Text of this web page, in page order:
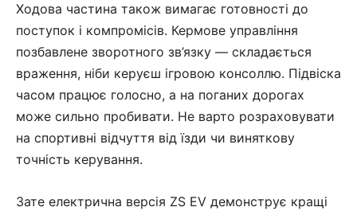
Ходова частина також вимагає готовності до
поступок і компромісів. Кермове управління
позбавлене зворотного зв’язку — складається
враження, ніби керуєш ігровою консоллю. Підвіска
часом працює голосно, а на поганих дорогах
може сильно пробивати. Не варто розраховувати
на спортивні відчуття від їзди чи виняткову
точність керування.
Зате електрична версія ZS EV демонструє кращі